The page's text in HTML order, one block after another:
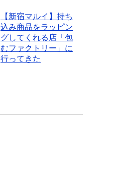
【新宿マルイ】持ち
込み商品をラッピン
グしてくれる店「包
むファクトリー」に
行ってきた